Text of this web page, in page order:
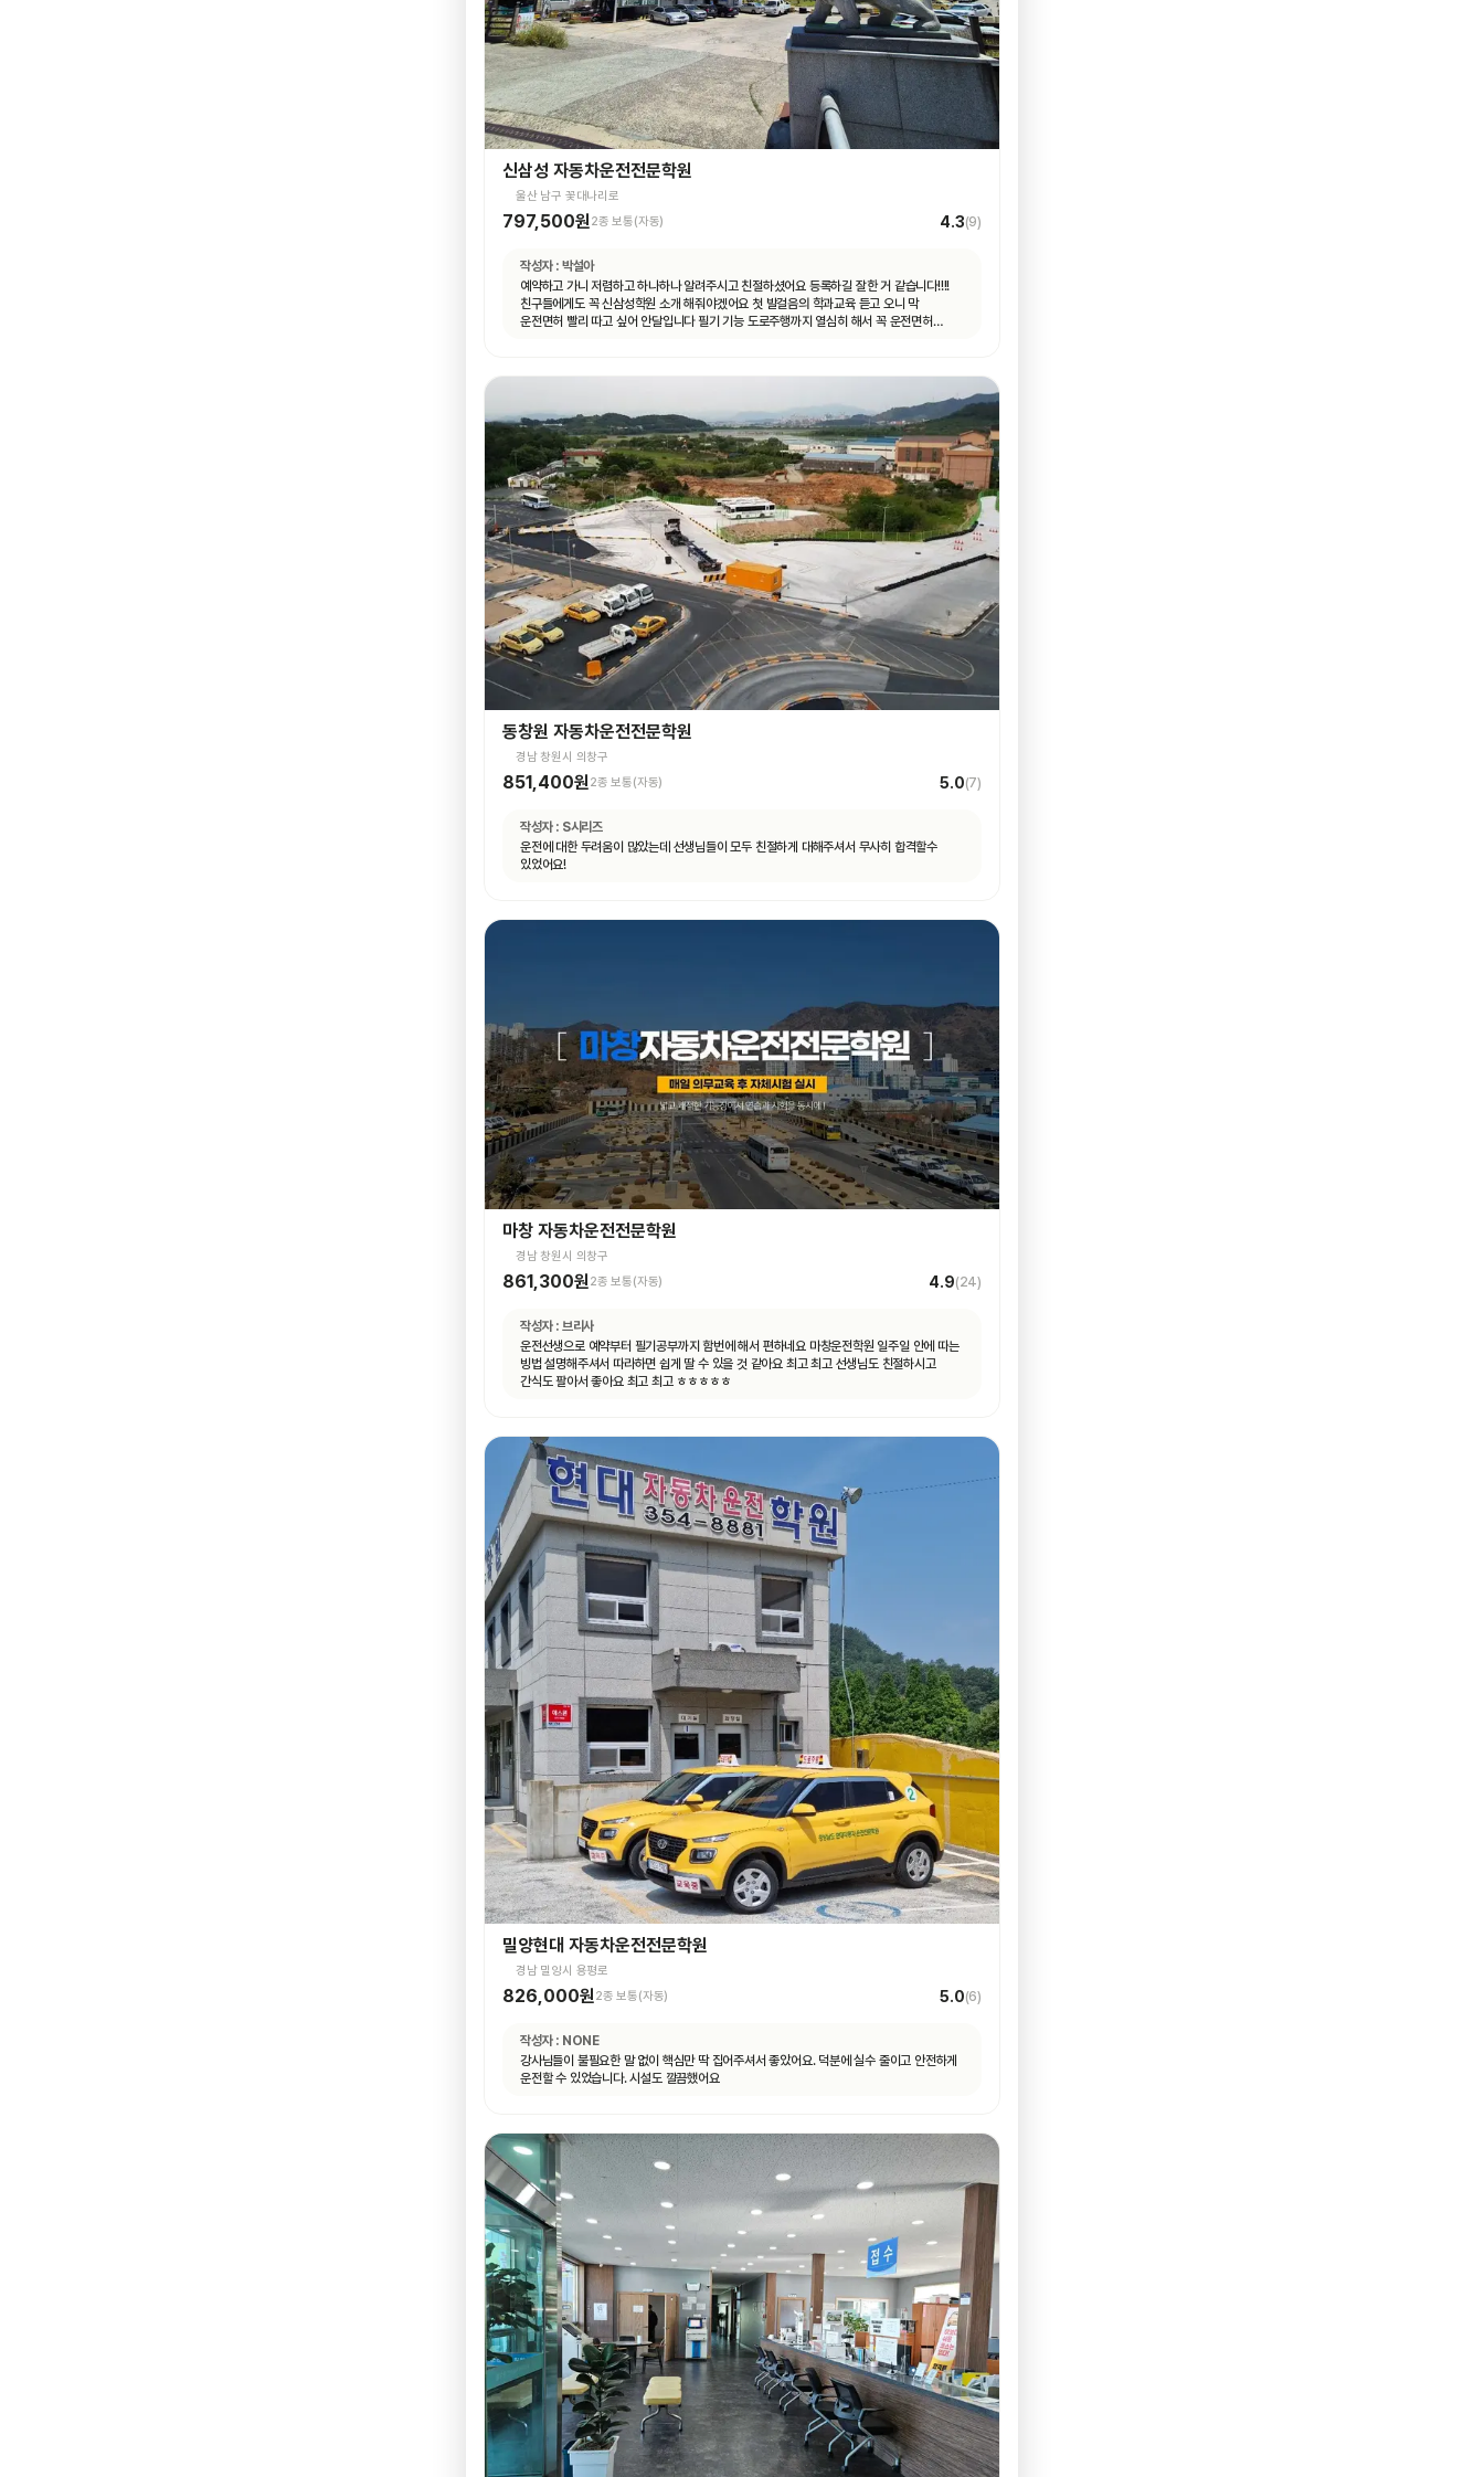
신삼성 자동차운전전문학원
울산 남구 꽃대나리로
797,500원2종 보통(자동) 4.3(9)
작성자 : 박설아
예약하고 가니 저렴하고 하나하나 알려주시고 친절하셨어요 등록하길 잘한 거 같습니다!!!!
친구들에게도 꼭 신삼성학원 소개 해줘야겠어요 첫 발걸음의 학과교육 듣고 오니 막
운전면허 빨리 따고 싶어 안달입니다 필기 기능 도로주행까지 열심히 해서 꼭 운전면허
동창원 자동차운전전문학원
경남 창원시 의창구
851,400원 2종 보통(자동) 5.0(7)
작성자 : S시리즈
운전에 대한 두려움이 많았는데 선생님들이 모두 친절하게 대해주셔서 무사히 합격할수
있었어요!
마창 자동차운전전문학원
경남 창원시 의창구
861,300원 2종 보통(자동) 4.9(24)
작성자 : 브리사
운전선생으로 예약부터 필기공부까지 함번에 해서 편하네요 마창운전학원 일주일 안에 따는
빙법 설명해주셔서 따라하면 쉽게 딸 수 있을 것 같아요 최고 최고 선생님도 친절하시고
간식도 팔아서 좋아요 최고 최고 ㅎㅎㅎㅎㅎ
밀양현대 자동차운전전문학원
경남 밀양시 용평로
826,000원2종 보통(자동) 5.0(6)
작성자 : NONE
강사님들이 불필요한 말 없이 핵심만 딱 집어주셔서 좋았어요. 덕분에 실수 줄이고 안전하게
운전할 수 있었습니다. 시설도 깔끔했어요